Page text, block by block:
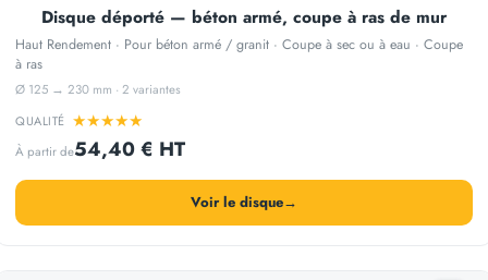
Disque déporté — béton armé, coupe à ras de mur
Haut Rendement · Pour béton armé / granit · Coupe à sec ou à eau · Coupe
à ras
Ø 125 → 230 mm · 2 variantes
QUALITÉ ★★★★★
À partir de54,40 € HT
Voir le disque→